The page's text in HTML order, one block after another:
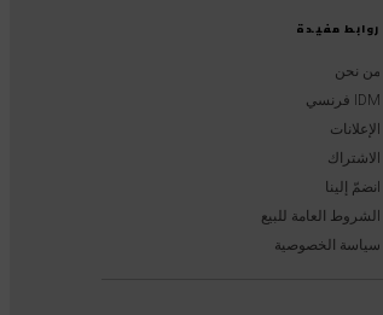
روابط مفيدة
من نحن
IDM فرنسي
الإعلانات
الاشتراك
انضمّ إلينا
الشروط العامة للبيع
سياسة الخصوصية